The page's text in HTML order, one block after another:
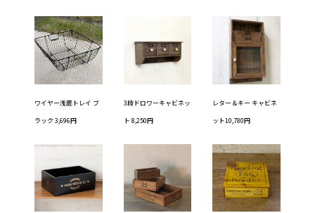
ワイヤー浅底トレイ ブ
ラック 3,696円
3段ドロワーキャビネッ
ト 8,250円
レター＆キー キャビネ
ット10,780円